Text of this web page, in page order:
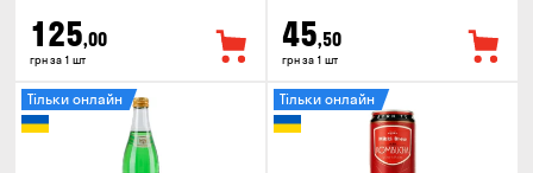
125,00
грн за 1 шт
45,50
грн за 1 шт
Тільки онлайн Тільки онлайн